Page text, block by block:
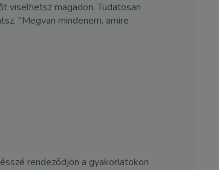
viselhetsz magadon. Tudatosan
"Megvan mindenem, amire
rendeződjön a gyakorlatokon